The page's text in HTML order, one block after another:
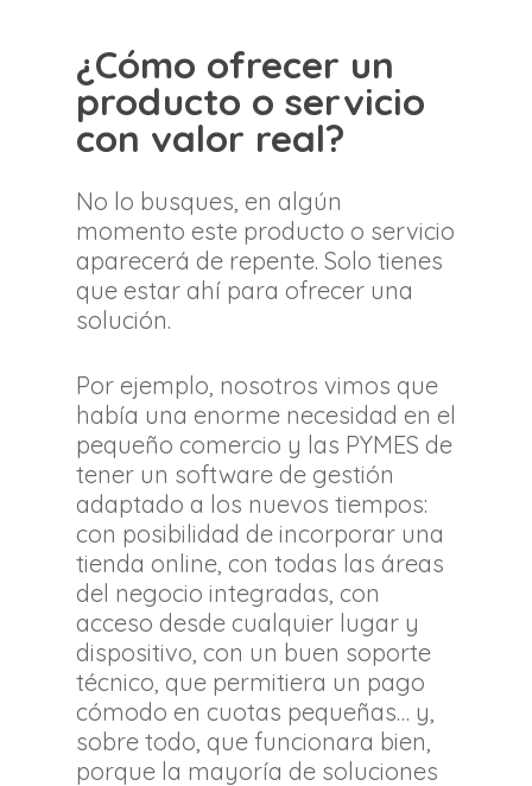
¿Cómo ofrecer un
producto o servicio
con valor real?
No lo busques, en algún
momento este producto o servicio
aparecerá de repente. Solo tienes
que estar ahí para ofrecer una
solución.
Por ejemplo, nosotros vimos que
había una enorme necesidad en el
pequeño comercio y las PYMES de
tener un software de gestión
adaptado a los nuevos tiempos:
con posibilidad de incorporar una
tienda online, con todas las áreas
del negocio integradas, con
acceso desde cualquier lugar y
dispositivo, con un buen soporte
técnico, que permitiera un pago
cómodo en cuotas pequeñas… y,
sobre todo, que funcionara bien,
porque la mayoría de soluciones